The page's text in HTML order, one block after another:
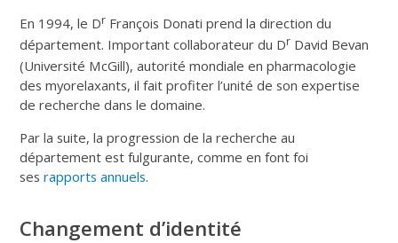
En 1994, le Dr François Donati prend la direction du
département. Important collaborateur du Dr David Bevan
(Université McGill), autorité mondiale en pharmacologie
des myorelaxants, il fait profiter l’unité de son expertise
de recherche dans le domaine.
Par la suite, la progression de la recherche au
département est fulgurante, comme en font foi
ses rapports annuels.
Changement d’identité